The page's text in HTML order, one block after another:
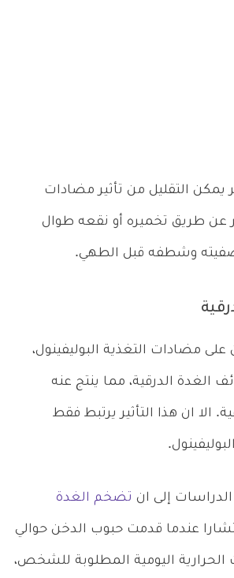
يمكن التقليل من تأثير مضادات
عن طريق تخميره أو نقعه طوال
وشطفه قبل الطهي.
مضادات التغذية البوليفينول،
الغدة الدرقية، مما ينتج عنه
الا ان هذا التأثير يرتبط فقط
إلى ان تضخم الغدة
عندما قدمت حبوب الدخن حوالي
الحرارية اليومية المطلوبة للشخص،